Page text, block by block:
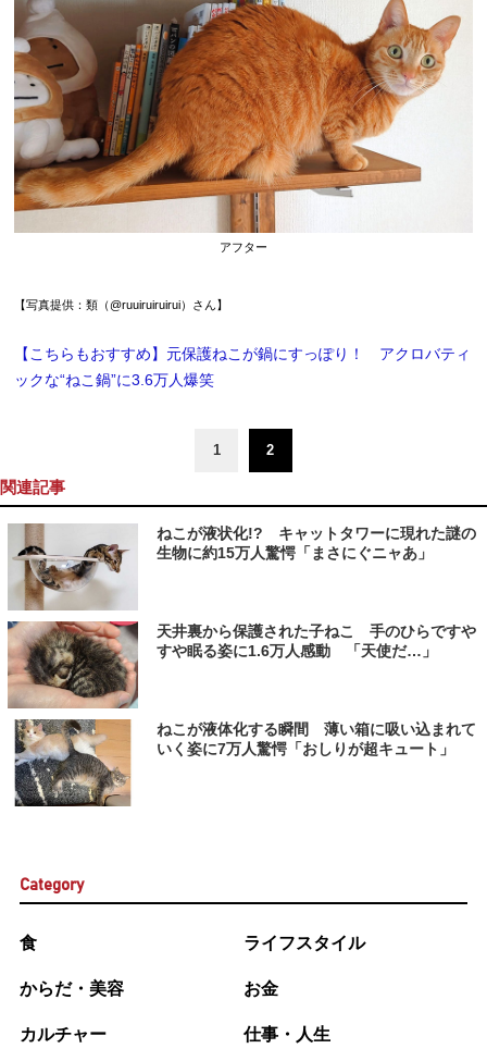
アフター
【写真提供：類（@ruuiruiruirui）さん】
【こちらもおすすめ】元保護ねこが鍋にすっぽり！ アクロバティ
ックな“ねこ鍋”に3.6万人爆笑
1 2
関連記事
ねこが液状化!? キャットタワーに現れた謎の
生物に約15万人驚愕「まさにぐニャあ」
天井裏から保護された子ねこ 手のひらですや
すや眠る姿に1.6万人感動 「天使だ…」
ねこが液体化する瞬間 薄い箱に吸い込まれて
いく姿に7万人驚愕「おしりが超キュート」
Category
食 ライフスタイル
からだ・美容 お金
カルチャー 仕事・人生